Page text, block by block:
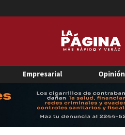
Empresarial Opinión